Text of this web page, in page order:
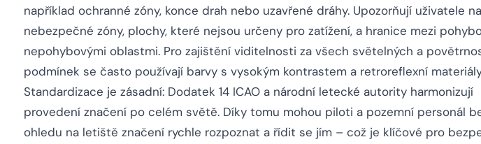
například ochranné zóny, konce drah nebo uzavřené dráhy. Upozorňují uživatele na
nebezpečné zóny, plochy, které nejsou určeny pro zatížení, a hranice mezi
nepohybovými oblastmi. Pro zajištění viditelnosti za všech světelných a
podmínek se často používají barvy s vysokým kontrastem a retroreflexní
Standardizace je zásadní: Dodatek 14 ICAO a národní letecké autority harmonizují
provedení značení po celém světě. Díky tomu mohou piloti a pozemní personál
ohledu na letiště značení rychle rozpoznat a řídit se jím – což je klíčové pro